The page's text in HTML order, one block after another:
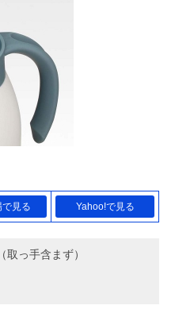
見る Yahoo!で見る
っ手含まず）